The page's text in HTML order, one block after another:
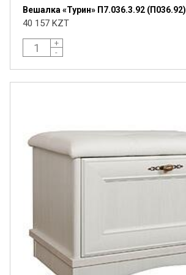
Вешалка «Турин» П7.036.3.92 (П036.92)
40 157 KZT
+
-